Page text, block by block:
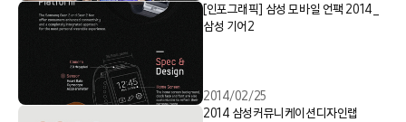
[인포그래픽] 삼성 모바일 언팩 2014_
삼성 기어2
2014/02/25
2014 삼성커뮤니케이션디자인랩